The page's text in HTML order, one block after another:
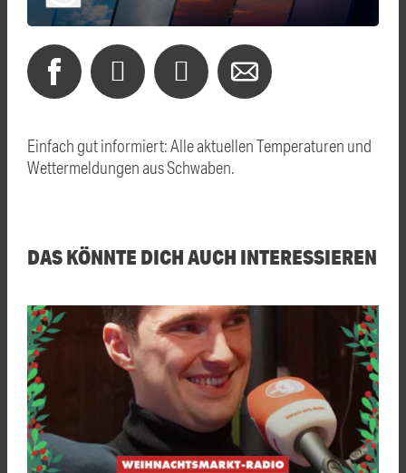
Einfach gut informiert: Alle aktuellen Temperaturen und
Wettermeldungen aus Schwaben.
DAS KÖNNTE DICH AUCH INTERESSIEREN